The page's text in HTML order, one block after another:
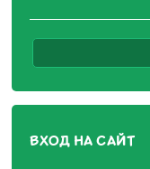
ВХОД НА САЙТ